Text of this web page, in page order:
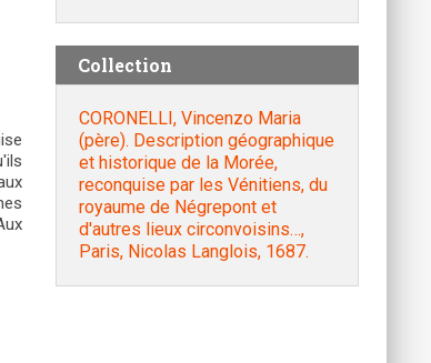
Collection
CORONELLI, Vincenzo Maria
(père). Description géographique
et historique de la Morée,
reconquise par les Vénitiens, du
royaume de Négrepont et
d'autres lieux circonvoisins…,
Paris, Nicolas Langlois, 1687.